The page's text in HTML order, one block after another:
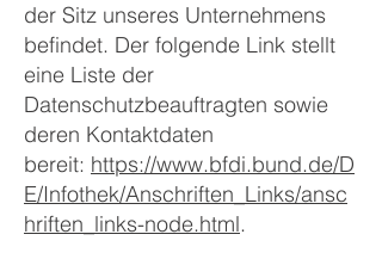
der Sitz unseres Unternehmens
befindet. Der folgende Link stellt
eine Liste der
Datenschutzbeauftragten sowie
deren Kontaktdaten
bereit: https://www.bfdi.bund.de/D
E/Infothek/Anschriften_Links/ansc
hriften_links-node.html.